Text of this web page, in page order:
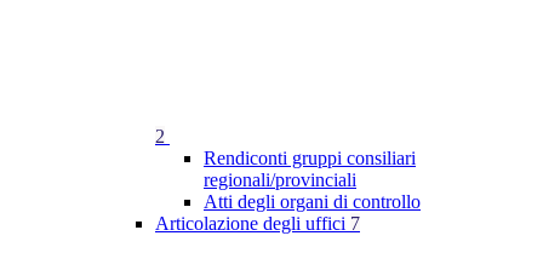
2
Rendiconti gruppi consiliari
regionali/provinciali
Atti degli organi di controllo
Articolazione degli uffici 7